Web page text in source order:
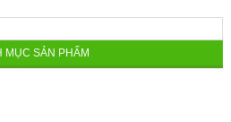
MỤC SẢN PHẨM